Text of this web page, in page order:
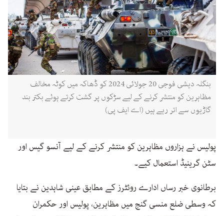
بنگلہ دیشی فوجی 20 جولائی 2024 کو ڈھاکہ میں کوٹہ مخالف
مظاہرین کو منتشر کرنے کے لیے سڑکوں پر گشت کرتے ہوئے بکتر بند
گاڑیوں سے اتر رہے ہیں (اے ایف پی)
پولیس نے ہزاروں مظاہرین کو منتشر کرنے کے لیے آنسو گیس اور
سٹن گرینیڈ استعمال کیے۔
برطانوی خبر رساں ادارے روئٹرز کے مطابق عینی شاہدین نے بتایا
کہ وسطی ضلع منسی گنج میں مظاہرین، پولیس اور حکمران